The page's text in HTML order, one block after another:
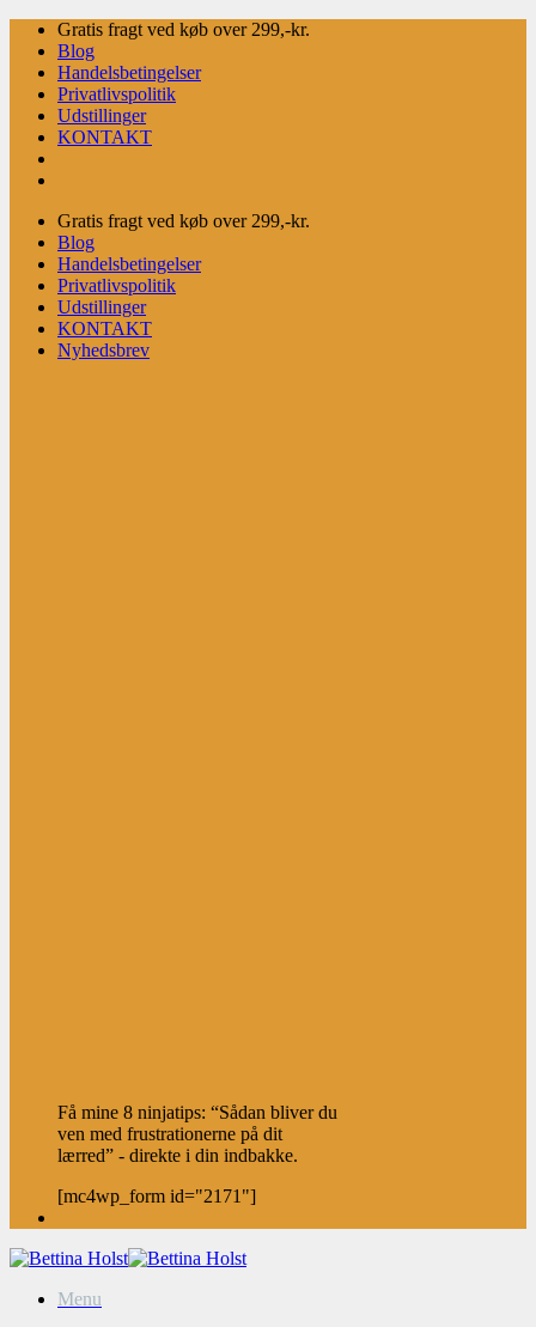
Fortsæt
indhold
Gratis fragt ved køb over 299,-kr.
Blog
Handelsbetingelser
Privatlivspolitik
Udstillinger
KONTAKT
Gratis fragt ved køb over 299,-kr.
Blog
Handelsbetingelser
Privatlivspolitik
Udstillinger
KONTAKT
Nyhedsbrev
Få mine 8 ninjatips: “Sådan bliver du
ven med frustrationerne på dit
lærred” - direkte i din indbakke.
[mc4wp_form id="2171"]
Menu